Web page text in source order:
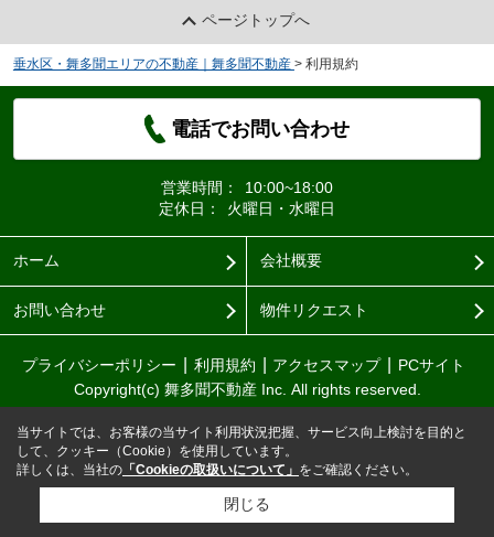
ページトップへ
垂水区・舞多聞エリアの不動産｜舞多聞不動産 > 利用規約
電話でお問い合わせ
営業時間：
10:00~18:00
定休日：
火曜日・水曜日
ホーム 会社概要
お問い合わせ 物件リクエスト
プライバシーポリシー 利用規約 アクセスマップ
PCサイト
Copyright(c) 舞多聞不動産 Inc. All rights reserved.
当サイトでは、お客様の当サイト利用状況把握、サービス向上検討を目的と
して、クッキー（Cookie）を使用しています。
詳しくは、当社の 「Cookieの取扱いについて」 をご確認ください。
閉じる